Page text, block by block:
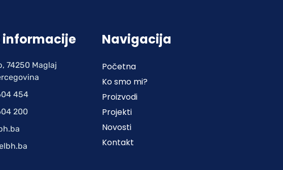
informacije
74250 Maglaj
454
200
Navigacija
Početna
Ko smo mi?
Proizvodi
Projekti
Novosti
Kontakt